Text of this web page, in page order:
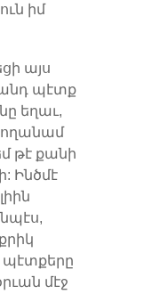
իմ
այս
պէտք
եղաւ,
թէ քանի
Ինծմէ
պէտքերը
մէջ